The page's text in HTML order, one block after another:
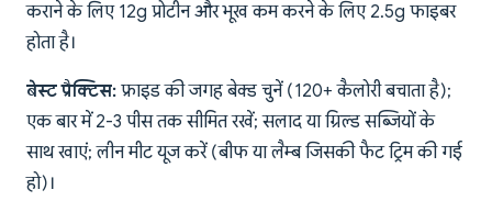
कराने के लिए 12g प्रोटीन और भूख कम करने के लिए 2.5g फाइबर
होता है।
बेस्ट प्रैक्टिस: फ्राइड की जगह बेक्ड चुनें (120+ कैलोरी बचाता है);
एक बार में 2-3 पीस तक सीमित रखें; सलाद या ग्रिल्ड सब्जियों के
साथ खाएं; लीन मीट यूज करें (बीफ या लैम्ब जिसकी फैट ट्रिम की गई
हो)।